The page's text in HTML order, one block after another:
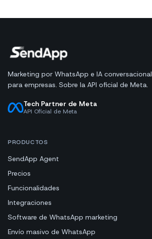
Marketing por WhatsApp e IA conversacional
para empresas. Sobre la API oficial de Meta.
Tech Partner de Meta
API Oficial de Meta
PRODUCTOS
SendApp Agent
Precios
Funcionalidades
Integraciones
Software de WhatsApp marketing
Envío masivo de WhatsApp